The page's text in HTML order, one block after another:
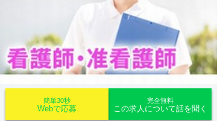
完全無料
この求人について話を聞く
簡単30秒
Webで応募